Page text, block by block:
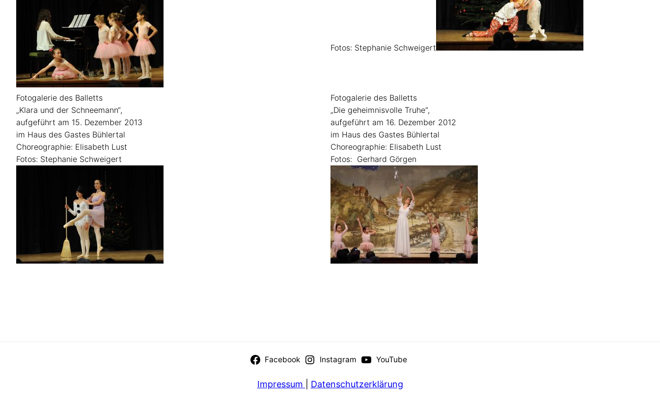
Fotos: Stephanie Schweigert
Fotogalerie des Balletts
„Klara und der Schneemann“,
aufgeführt am 15. Dezember 2013
im Haus des Gastes Bühlertal
Choreographie: Elisabeth Lust
Fotos: Stephanie Schweigert
Fotogalerie des Balletts
„Die geheimnisvolle Truhe“,
aufgeführt am 16. Dezember 2012
im Haus des Gastes Bühlertal
Choreographie: Elisabeth Lust
Fotos: Gerhard Görgen
Facebook Instagram YouTube
Impressum Datenschutzerklärung